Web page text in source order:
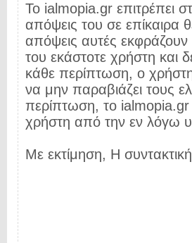
Το ialmopia.gr επιτρέπει
απόψεις του σε επίκαιρα
απόψεις αυτές εκφράζουν
του εκάστοτε χρήστη και
κάθε περίπτωση, ο
να μην παραβιάζει τους
περίπτωση, το ialmopia.gr
χρήστη από την εν λόγω
Με εκτίμηση, Η